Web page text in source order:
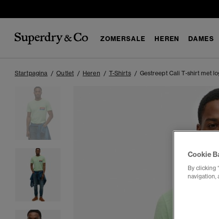
ZOMERSALE HEREN DAMES
Startpagina Outlet Heren T-Shirts Gestreept Cali T-shirt met
Cookie
By clicking
navigation,